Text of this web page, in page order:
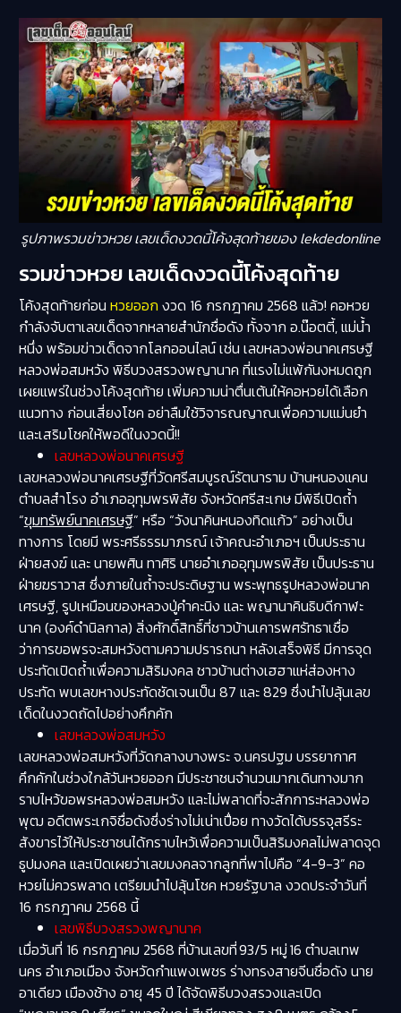
รูปภาพรวมข่าวหวย เลขเด็ดงวดนี้โค้งสุดท้ายของ lekdedonline
รวมข่าวหวย เลขเด็ดงวดนี้โค้งสุดท้าย
โค้งสุดท้ายก่อน หวยออก งวด 16 กรกฎาคม 2568 แล้ว! คอหวย
กำลังจับตาเลขเด็ดจากหลายสำนักชื่อดัง ทั้งจาก อ.น๊อตตี้, แม่น้ำ
หนึ่ง พร้อมข่าวเด็ดจากโลกออนไลน์ เช่น เลขหลวงพ่อนาคเศรษฐี
หลวงพ่อสมหวัง พิธีบวงสรวงพญานาค ที่แรงไม่แพ้กันงหมดถูก
เผยแพร่ในช่วงโค้งสุดท้าย เพิ่มความน่าตื่นเต้นให้คอหวยได้เลือก
แนวทาง ก่อนเสี่ยงโชค อย่าลืมใช้วิจารณญาณเพื่อความแม่นยำ
และเสริมโชคให้พอดีในงวดนี้!!
เลขหลวงพ่อนาคเศรษฐี
เลขหลวงพ่อนาคเศรษฐีที่วัดศรีสมบูรณ์รัตนาราม บ้านหนองแคน
ตำบลสำโรง อำเภออุทุมพรพิสัย จังหวัดศรีสะเกษ มีพิธีเปิดถ้ำ
“ขุมทรัพย์นาคเศรษฐี” หรือ “วังนาคินหนองทิดแก้ว” อย่างเป็น
ทางการ โดยมี พระศรีธรรมาภรณ์ เจ้าคณะอำเภอฯ เป็นประธาน
ฝ่ายสงฆ์ และ นายพศิน ทาศิริ นายอำเภออุทุมพรพิสัย เป็นประธาน
ฝ่ายฆราวาส ซึ่งภายในถ้ำจะประดิษฐาน พระพุทธรูปหลวงพ่อนาค
เศรษฐี, รูปเหมือนของหลวงปู่คำคะนิง และ พญานาคินธิบดีกาฬะ
นาค (องค์ดำนิลกาล) สิ่งศักดิ์สิทธิ์ที่ชาวบ้านเคารพศรัทธาเชื่อ
ว่าการขอพรจะสมหวังตามความปรารถนา หลังเสร็จพิธี มีการจุด
ประทัดเปิดถ้ำเพื่อความสิริมงคล ชาวบ้านต่างเฮฮาแห่ส่องหาง
ประทัด พบเลขหางประทัดชัดเจนเป็น 87 และ 829 ซึ่งนำไปลุ้นเลข
เด็ดในงวดถัดไปอย่างคึกคัก
เลขหลวงพ่อสมหวัง
เลขหลวงพ่อสมหวังที่วัดกลางบางพระ จ.นครปฐม บรรยากาศ
คึกคักในช่วงใกล้วันหวยออก มีประชาชนจำนวนมากเดินทางมาก
ราบไหว้ขอพรหลวงพ่อสมหวัง และไม่พลาดที่จะสักการะหลวงพ่อ
พุฒ อดีตพระเกจิชื่อดังซึ่งร่างไม่เน่าเปื่อย ทางวัดได้บรรจุสรีระ
สังขารไว้ให้ประชาชนได้กราบไหว้เพื่อความเป็นสิริมงคลไม่พลาดจุด
ธูปมงคล และเปิดเผยว่าเลขมงคลจากลูกที่พาไปคือ “4-9-3” คอ
หวยไม่ควรพลาด เตรียมนำไปลุ้นโชค หวยรัฐบาล งวดประจำวันที่
16 กรกฎาคม 2568 นี้
เลขพิธีบวงสรวงพญานาค
เมื่อวันที่ 16 กรกฎาคม 2568 ที่บ้านเลขที่ 93/5 หมู่ 16 ตำบลเทพ
นคร อำเภอเมือง จังหวัดกำแพงเพชร ร่างทรงสายจีนชื่อดัง นาย
อาเดียว เมืองช้าง อายุ 45 ปี ได้จัดพิธีบวงสรวงและเปิด